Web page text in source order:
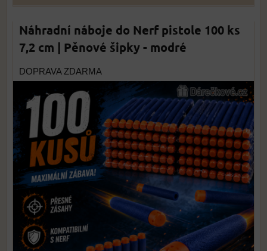
Náhradní náboje do Nerf pistole 100 ks
7,2 cm | Pěnové šipky - modré
DOPRAVA ZDARMA